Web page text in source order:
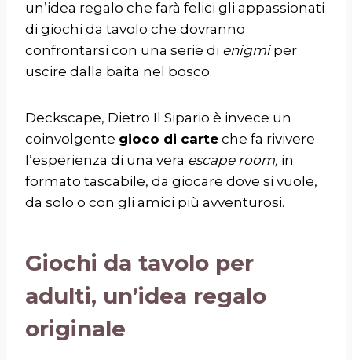
un’idea regalo che farà felici gli appassionati
di giochi da tavolo che dovranno
confrontarsi con una serie di enigmiper
uscire dalla baita nel bosco.
Deckscape, Dietro Il Sipario è invece un
coinvolgente gioco di carte che fa rivivere
l’esperienza di una vera escape room, in
formato tascabile, da giocare dove si vuole,
da solo o con gli amici più avventurosi.
Giochi da tavolo per
adulti, un’idea regalo
originale